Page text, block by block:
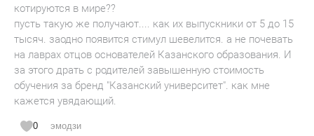
котируются в мире??
пусть такую же получают.... как их выпускники от 5 до 15
тысяч. заодно появится стимул шевелится. а не почевать
на лаврах отцов основателей Казанского образования. И
за этого драть с родителей завышенную стоимость
обучения за бренд "Казанский университет". как мне
кажется увядающий.
0 эмодзи